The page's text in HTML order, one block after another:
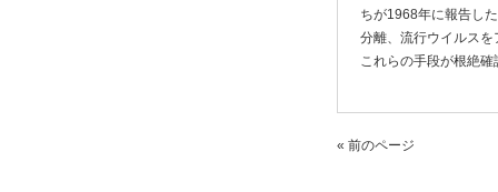
ちが1968年に報告し
分離、流行ウイルス
これらの手段が根絶
« 前のページ